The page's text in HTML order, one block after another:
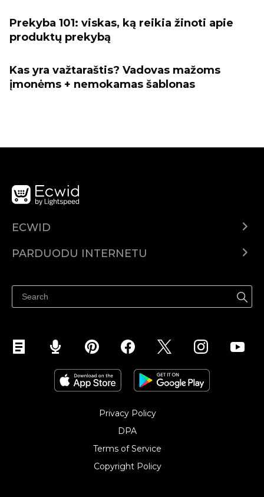
Prekyba 101: viskas, ką reikia žinoti apie
produktų prekybą
Kas yra važtaraštis? Vadovas mažoms
įmonėms + nemokamas šablonas
ECWID
Kainodara
PARDUODU INTERNETU
Parduodu Facebook
Parduodu Instagram
Privacy Policy
DPA
Terms of Service
Copyright Policy‎